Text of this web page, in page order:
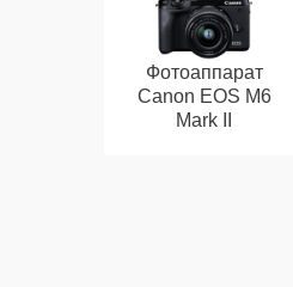
Фотоаппарат
Canon EOS M6
Mark II